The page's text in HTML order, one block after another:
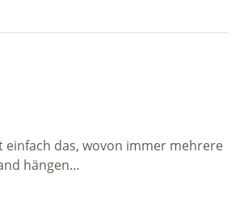
einfach das, wovon immer mehrere
hängen…